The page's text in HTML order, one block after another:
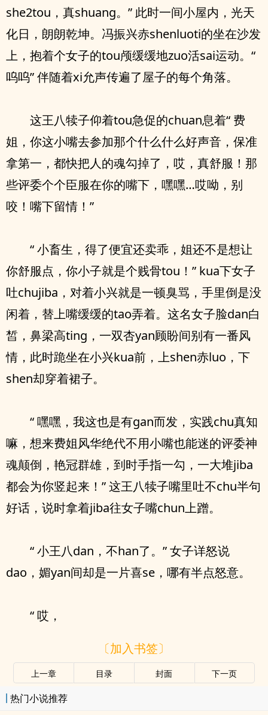
she2tou，真shuang。” 此时一间小屋内，光天
化日，朗朗乾坤。冯振兴赤shenluoti的坐在沙发
上，抱着个女子的tou颅缓缓地zuo活sai运动。“
呜呜” 伴随着xi允声传遍了屋子的每个角落。
这王八犊子仰着tou急促的chuan息着“ 费
姐，你这小嘴去参加那个什么什么好声音，保准
拿第一，都快把人的魂勾掉了，哎，真舒服！那
些评委个个臣服在你的嘴下，嘿嘿…哎呦，别
咬！嘴下留情！”
“ 小畜生，得了便宜还卖乖，姐还不是想让
你舒服点，你小子就是个贱骨tou！” kua下女子
吐chujiba，对着小兴就是一顿臭骂，手里倒是没
闲着，替上嘴缓缓的tao弄着。这名女子脸dan白
皙，鼻梁高ting，一双杏yan顾盼间别有一番风
情，此时跪坐在小兴kua前，上shen赤luo，下
shen却穿着裙子。
“ 嘿嘿，我这也是有gan而发，实践chu真知
嘛，想来费姐风华绝代不用小嘴也能迷的评委神
魂颠倒，艳冠群雄，到时手指一勾，一大堆jiba
都会为你竖起来！” 这王八犊子嘴里吐不chu半句
好话，说时拿着jiba往女子嘴chun上蹭。
“ 小王八dan，不han了。” 女子详怒说
dao，媚yan间却是一片喜se，哪有半点怒意。
“ 哎，
〔加入书签〕
上一章 目录 封面 下一页
热门小说推荐